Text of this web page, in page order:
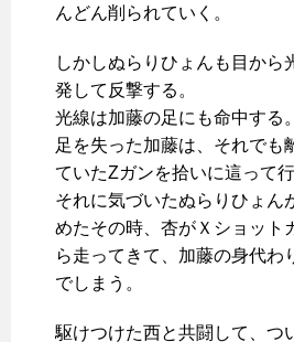
んどん削られていく。
しかしぬらりひょんも目から
発して反撃する。
光線は加藤の足にも命中する。
足を失った加藤は、それでも
ていたZガンを拾いに這って行
それに気づいたぬらりひょん
めたその時、杏がＸショット
ら走ってきて、加藤の身代わ
でしまう。
駆けつけた西と共闘して、つ